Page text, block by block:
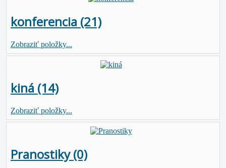
konferencia (21)
Zobraziť položky...
kiná (14)
Zobraziť položky...
Pranostiky (0)